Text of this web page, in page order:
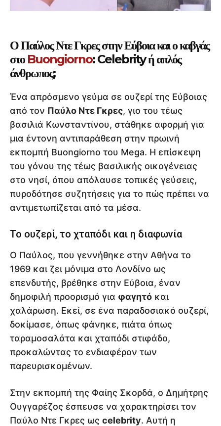
Ο Παύλος Ντε Γκρες στην Εύβοια και ο καβγάς
στο Buongiorno: Celebrity ή απλός
άνθρωπος;
Ένα απρόσμενο γεύμα σε ουζερί της Εύβοιας
από τον Παύλο Ντε Γκρες, γιο του τέως
βασιλιά Κωνσταντίνου, στάθηκε αφορμή για
μια έντονη αντιπαράθεση στην πρωινή
εκπομπή Buongiorno του Mega. Η επίσκεψη
του γόνου της τέως βασιλικής οικογένειας
στο νησί, όπου απόλαυσε τοπικές γεύσεις,
πυροδότησε συζητήσεις για το πώς πρέπει να
αντιμετωπίζεται από τα μέσα.
Το ουζερί, το χταπόδι και η διαφωνία
Ο Παύλος, που γεννήθηκε στην Αθήνα το
1969 και ζει μόνιμα στο Λονδίνο ως
επενδυτής, βρέθηκε στην Εύβοια, έναν
δημοφιλή προορισμό για φαγητό και
χαλάρωση. Εκεί, σε ένα παραδοσιακό ουζερί,
δοκίμασε, όπως φάνηκε, πιάτα όπως
ταραμοσαλάτα και χταπόδι στιφάδο,
προκαλώντας το ενδιαφέρον των
παρευρισκομένων.
Στην εκπομπή της Φαίης Σκορδά, ο Δημήτρης
Ουγγαρέζος έσπευσε να χαρακτηρίσει τον
Παύλο Ντε Γκρες ως celebrity. Αυτή η